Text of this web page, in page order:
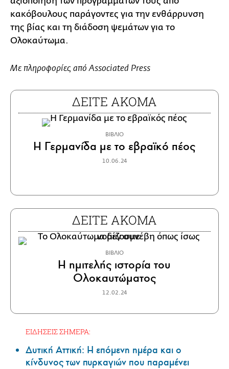
κακόβουλους παράγοντες για την ενθάρρυνση
της βίας και τη διάδοση ψεμάτων για το
Ολοκαύτωμα.
Με πληροφορίες από Associated Press
ΔΕΙΤΕ ΑΚΟΜΑ
ΒΙΒΛΙΟ
Η Γερμανίδα με το εβραϊκό πέος
10.06.24
ΔΕΙΤΕ ΑΚΟΜΑ
ΒΙΒΛΙΟ
Η ημιτελής ιστορία του
Ολοκαυτώματος
12.02.24
ΕΙΔΗΣΕΙΣ ΣΗΜΕΡΑ:
Δυτική Αττική: Η επόμενη ημέρα και ο
κίνδυνος των πυρκαγιών που παραμένει